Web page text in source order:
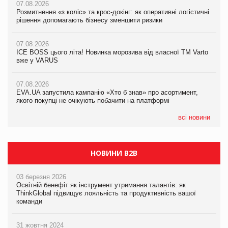
07.08.2026
Розмитнення «з коліс» та крос-докінг: як оперативні логістичні
рішення допомагають бізнесу зменшити ризики
07.08.2026
ICE BOSS цього літа! Новинка морозива від власної ТМ Varto
вже у VARUS
07.08.2026
EVA.UA запустила кампанію «Хто б знав» про асортимент,
якого покупці не очікують побачити на платформі
всі новини
07.08.2026
EVA.UA запустила кампанію «Хто б знав» про асортимент,
06.08.2026
Смачна новинка для хвостатих: у VARUS з’явилися паучі
05.08.2026
Мережа супермаркетів VARUS купує мережу магазинів
07.08.2026
Kraft Heinz скоротила збиток у першому півріччі
Продажі Hugo Boss впали на 9%
НОВИНИ B2B
03 березня 2026
Освітній бенефіт як інструмент утримання талантів: як
ThinkGlobal підвищує лояльність та продуктивність вашої
команди
31 жовтня 2024